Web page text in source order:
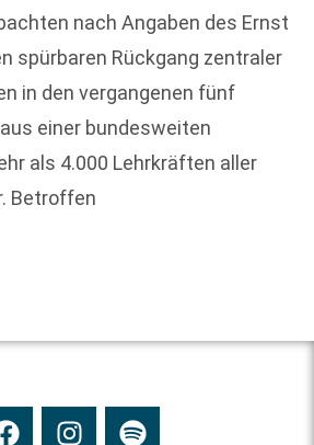
nach Angaben des Ernst
spürbaren Rückgang zentraler
in den vergangenen fünf
einer bundesweiten
als 4.000 Lehrkräften aller
Betroffen